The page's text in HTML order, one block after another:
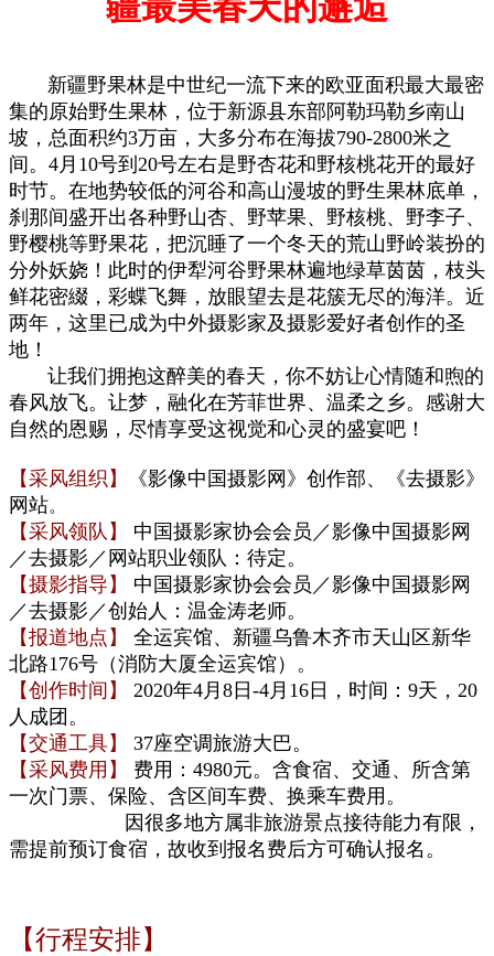
新疆野果林是中世纪一流下来的欧亚面积最大最密
集的原始野生果林，位于新源县东部阿勒玛勒乡南山
坡，总面积约3万亩，大多分布在海拔790-2800米之
间。4月10号到20号左右是野杏花和野核桃花开的最好
时节。在地势较低的河谷和高山漫坡的野生果林底单，
刹那间盛开出各种野山杏、野苹果、野核桃、野李子、
野樱桃等野果花，把沉睡了一个冬天的荒山野岭装扮的
分外妖娆！此时的伊犁河谷野果林遍地绿草茵茵，枝头
鲜花密綴，彩蝶飞舞，放眼望去是花簇无尽的海洋。近
两年，这里已成为中外摄影家及摄影爱好者创作的圣
地！
让我们拥抱这醉美的春天，你不妨让心情随和煦的
春风放飞。让梦，融化在芳菲世界、温柔之乡。感谢大
自然的恩赐，尽情享受这视觉和心灵的盛宴吧！
【采风组织】
《影像中国摄影网》创作部、《去摄影》
网站。
【采风领队】 中国摄影家协会会员／影像中国摄影网
／去摄影／网站职业领队：待定。
【摄影指导】
中国摄影家协会会员／影像中国摄影网
／去摄影／创始人：温金涛老师。
【报道地点】
全运宾馆、新疆乌鲁木齐市天山区新华
北路176号（消防大厦全运宾馆）。
【创作时间】
2020年4月8日-4月16日，时间：9天，20
人成团。
【交通工具】
37座空调旅游大巴。
【采风费用】
费用：4980元。含食宿、交通、所含第
一次门票、保险、含区间车费、换乘车费用。
因很多地方属非旅游景点接待能力有限，
需提前预订食宿， 故收到报名费后方可确认报名。
【行程安排】